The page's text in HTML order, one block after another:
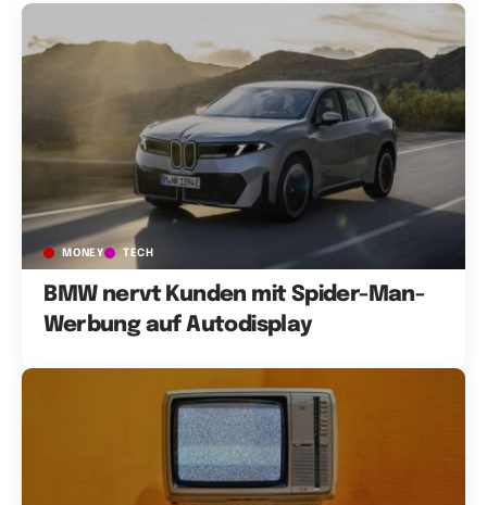
MONEY TECH
BMW nervt Kunden mit Spider-Man-
Werbung auf Autodisplay